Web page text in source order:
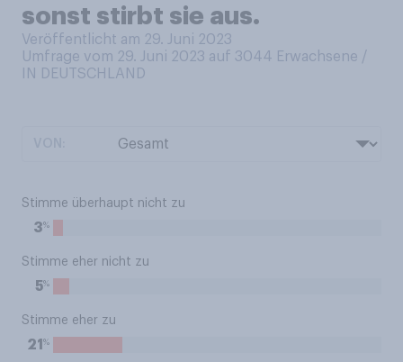
sonst stirbt sie aus.
Veröffentlicht am 29. Juni 2023
Umfrage vom 29. Juni 2023 auf 3044 Erwachsene /
IN DEUTSCHLAND
Stimme überhaupt nicht zu
3%
Stimme eher nicht zu
5%
Stimme eher zu
21 %